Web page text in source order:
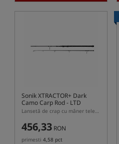
Sonik XTRACTOR+ Dark
Camo Carp Rod - LTD
Lansetă de crap cu mâner telescopic
456,33 RON
primesti 4,58 pct